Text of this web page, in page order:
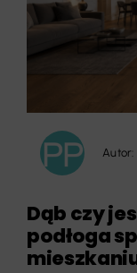
Autor:
Dąb czy
podłoga